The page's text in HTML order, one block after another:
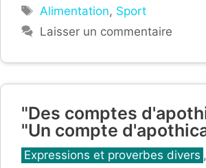
Étiquettes
Alimentation, Sport
Laisser un commentaire
"Des comptes
"Un compte
Catégories
Expressions et proverbes divers ,